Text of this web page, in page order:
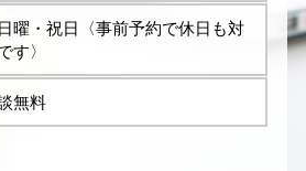
曜・祝日〈事前予約で休日も対
す〉
無料